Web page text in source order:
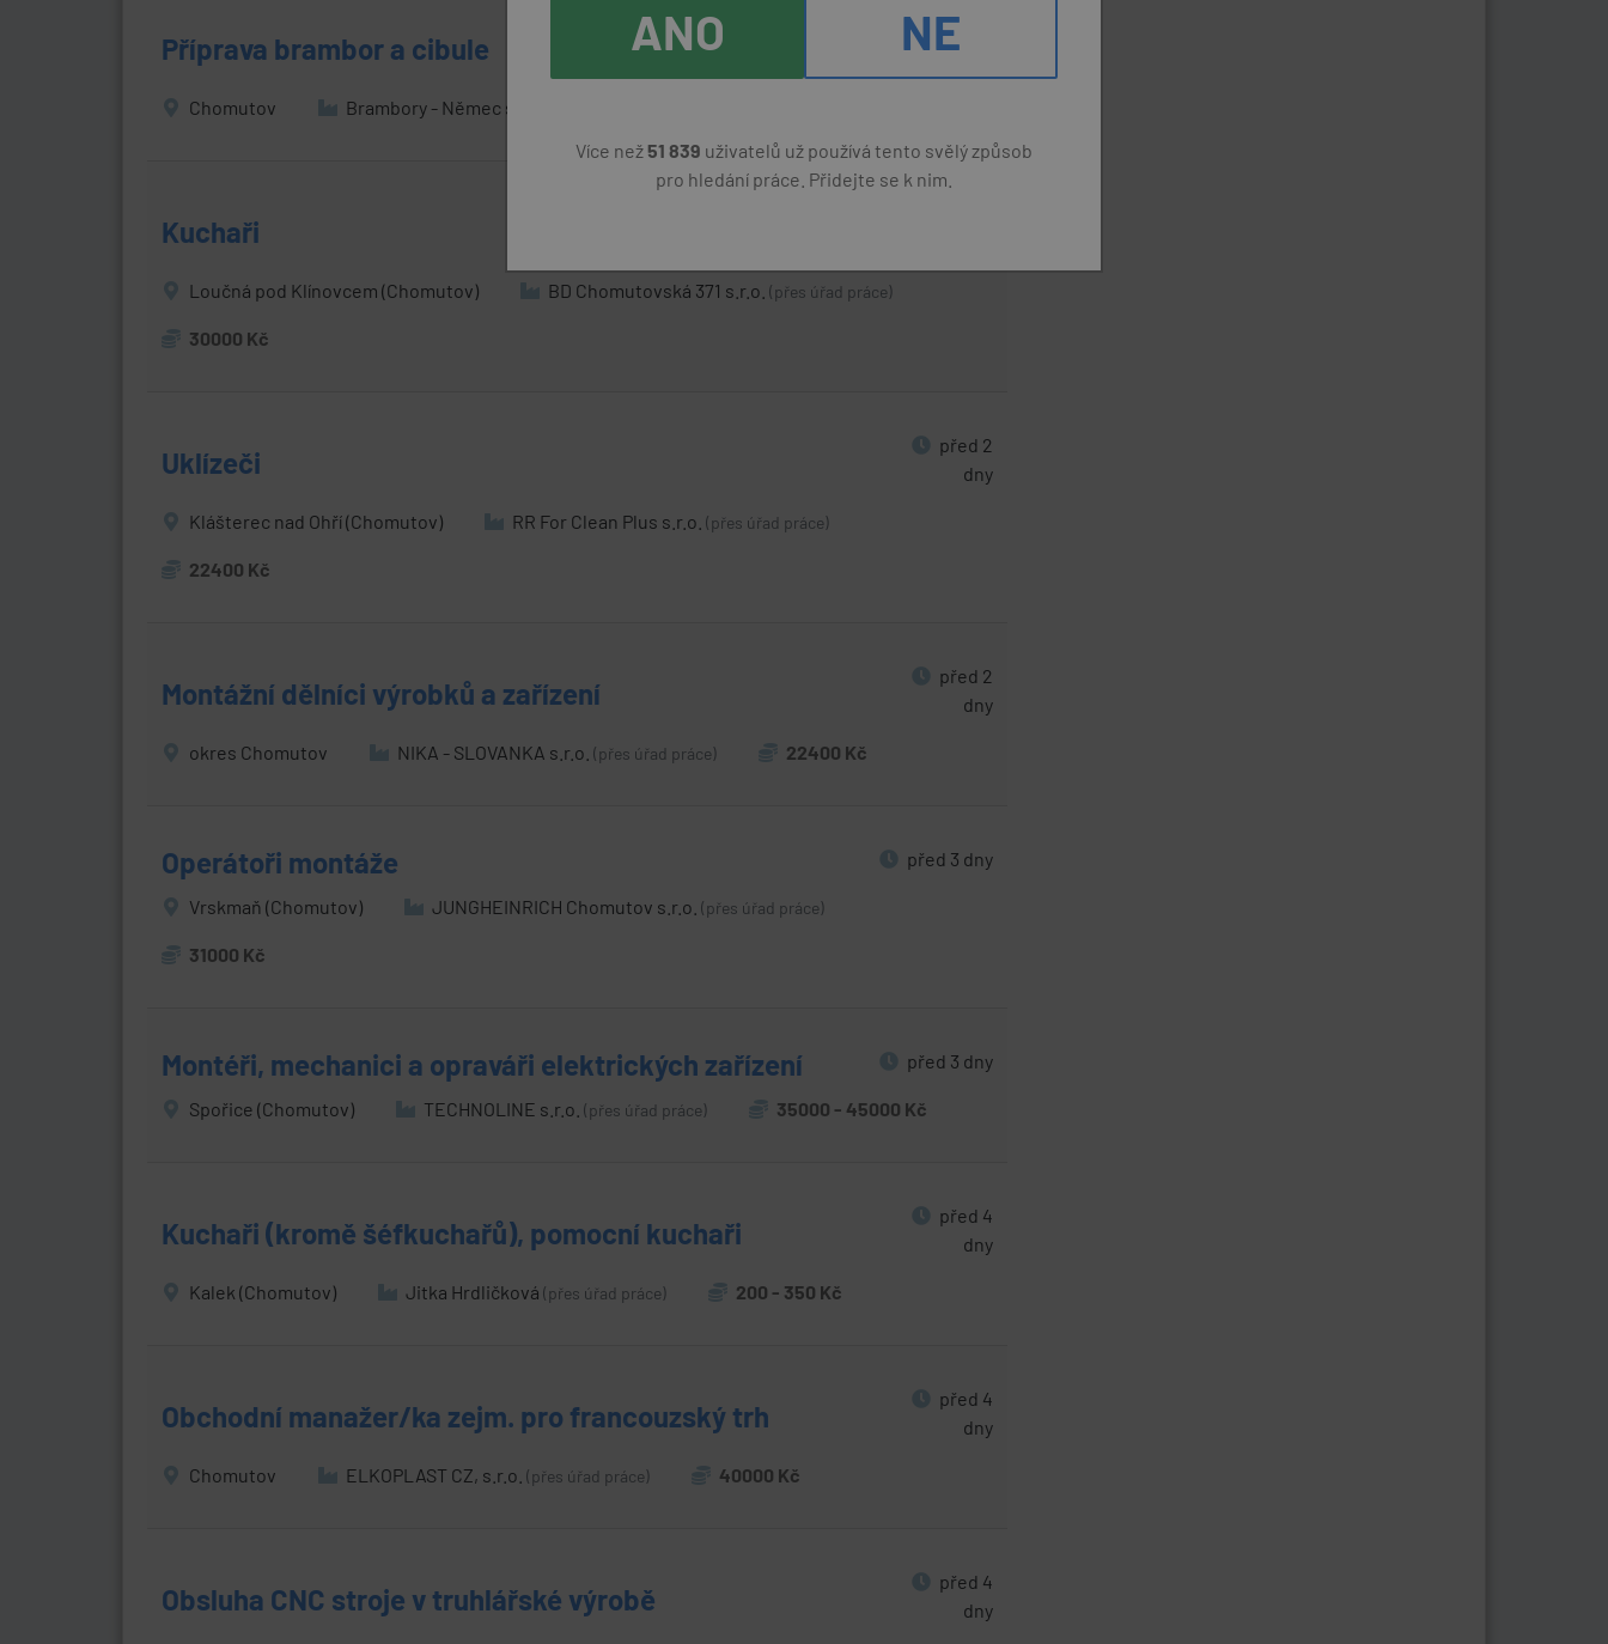
Příprava brambor a cibule
před 2
Chomutov Brambory - Němec s.r.o.
Kuchaři
Loučná pod Klínovcem (Chomutov) BD Chomutovská 371 s.r.o. (přes úřad práce)
30000 Kč
Uklízeči
před 2
dny
Klášterec nad Ohří (Chomutov) RR For Clean Plus s.r.o. (přes úřad práce)
22400 Kč
Montážní dělníci výrobků a zařízení
před 2
dny
okres Chomutov NIKA - SLOVANKA s.r.o. (přes úřad práce) 22400 Kč
Operátoři montáže před 3 dny
Vrskmaň (Chomutov) JUNGHEINRICH Chomutov s.r.o. (přes úřad práce)
31000 Kč
Montéři, mechanici a opraváři elektrických zařízení před 3 dny
Spořice (Chomutov) TECHNOLINE s.r.o. (přes úřad práce) 35000 - 45000 Kč
Kuchaři (kromě šéfkuchařů), pomocní kuchaři
před 4
dny
Kalek (Chomutov) Jitka Hrdličková (přes úřad práce) 200 - 350 Kč
Obchodní manažer/ka zejm. pro francouzský trh
před 4
dny
Chomutov ELKOPLAST CZ, s.r.o. (přes úřad práce) 40000 Kč
Obsluha CNC stroje v truhlářské výrobě
před 4
dny
ANO NE
Více než 51 839 uživatelů už používá tento svělý způsob
pro hledání práce. Přidejte se k nim.